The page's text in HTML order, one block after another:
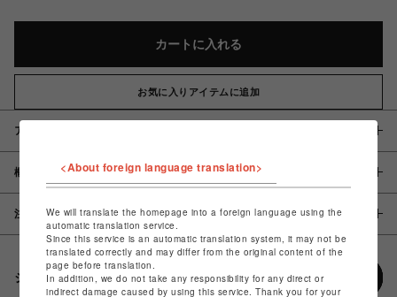
カートに入れる
お気に入りアイテムに追加
アイテム説明 / 素材
概要
注意事項
シェアする
<About foreign language translation>
We will translate the homepage into a foreign language using the
automatic translation service.
Since this service is an automatic translation system, it may not be
translated correctly and may differ from the original content of the
page before translation.
In addition, we do not take any responsibility for any direct or
indirect damage caused by using this service. Thank you for your